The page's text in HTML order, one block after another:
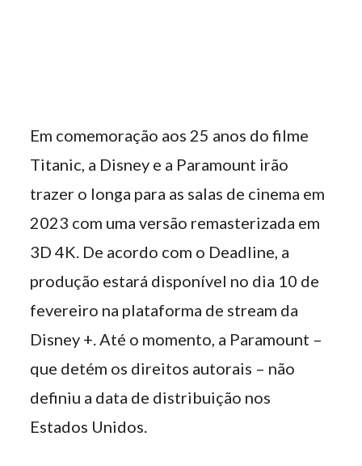
Em comemoração aos 25 anos do filme
Titanic, a Disney e a Paramount irão
trazer o longa para as salas de cinema em
2023 com uma versão remasterizada em
3D 4K. De acordo com o Deadline, a
produção estará disponível no dia 10 de
fevereiro na plataforma de stream da
Disney +. Até o momento, a Paramount –
que detém os direitos autorais – não
definiu a data de distribuição nos
Estados Unidos.